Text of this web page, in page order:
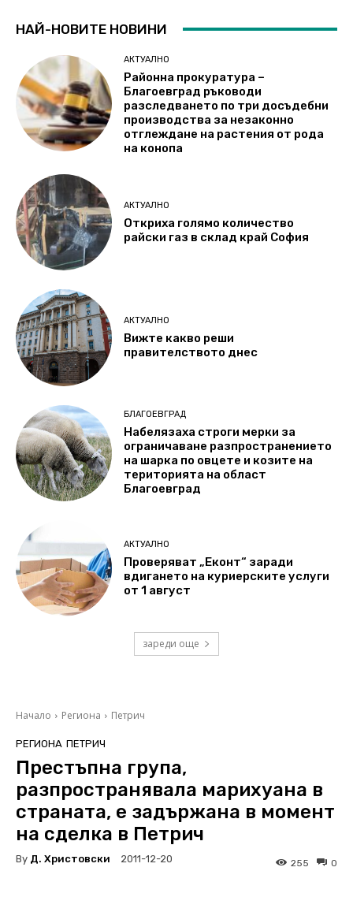
НАЙ-НОВИТЕ НОВИНИ
АКТУАЛНО
Районна прокуратура –
Благоевград ръководи
разследването по три досъдебни
производства за незаконно
отглеждане на растения от рода
на конопа
АКТУАЛНО
Откриха голямо количество
райски газ в склад край София
АКТУАЛНО
Вижте какво реши
правителството днес
БЛАГОЕВГРАД
Набелязаха строги мерки за
ограничаване разпространението
на шарка по овцете и козите на
територията на област
Благоевград
АКТУАЛНО
Проверяват „Еконт“ заради
вдигането на куриерските услуги
от 1 август
зареди още